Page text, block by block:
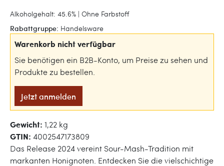
Alkoholgehalt: 45.6% | Ohne Farbstoff
Rabattgruppe: Handelsware
Warenkorb nicht verfügbar
Sie benötigen ein B2B-Konto, um Preise zu sehen und
Produkte zu bestellen.
Jetzt anmelden
Gewicht: 1,22 kg
GTIN: 4002547173809
Das Release 2024 vereint Sour-Mash-Tradition mit
markanten Honignoten. Entdecken Sie die vielschichtige